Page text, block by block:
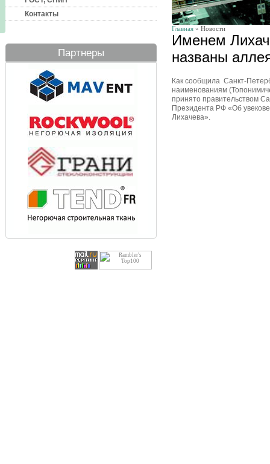
Контакты
Партнеры
Главная » Новости
Именем
названы
Как сообщила Санкт-
наименованиям
принято правительством
Президента РФ «Об
Лихачева».